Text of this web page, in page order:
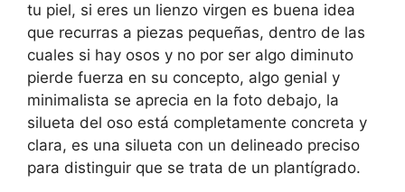
tu piel, si eres un lienzo virgen es buena idea
que recurras a piezas pequeñas, dentro de las
cuales si hay osos y no por ser algo diminuto
pierde fuerza en su concepto, algo genial y
minimalista se aprecia en la foto debajo, la
silueta del oso está completamente concreta y
clara, es una silueta con un delineado preciso
para distinguir que se trata de un plantígrado.